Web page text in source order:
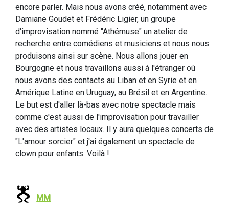
encore parler. Mais nous avons créé, notamment avec
Damiane Goudet et Frédéric Ligier, un groupe
d'improvisation nommé "Athémuse" un atelier de
recherche entre comédiens et musiciens et nous nous
produisons ainsi sur scène. Nous allons jouer en
Bourgogne et nous travaillons aussi à l'étranger où
nous avons des contacts au Liban et en Syrie et en
Amérique Latine en Uruguay, au Brésil et en Argentine.
Le but est d'aller là-bas avec notre spectacle mais
comme c'est aussi de l'improvisation pour travailler
avec des artistes locaux. Il y aura quelques concerts de
"L'amour sorcier" et j'ai également un spectacle de
clown pour enfants. Voilà !
MM